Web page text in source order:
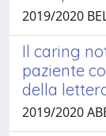
2019/2020
Il caring
paziente
della
2019/2020